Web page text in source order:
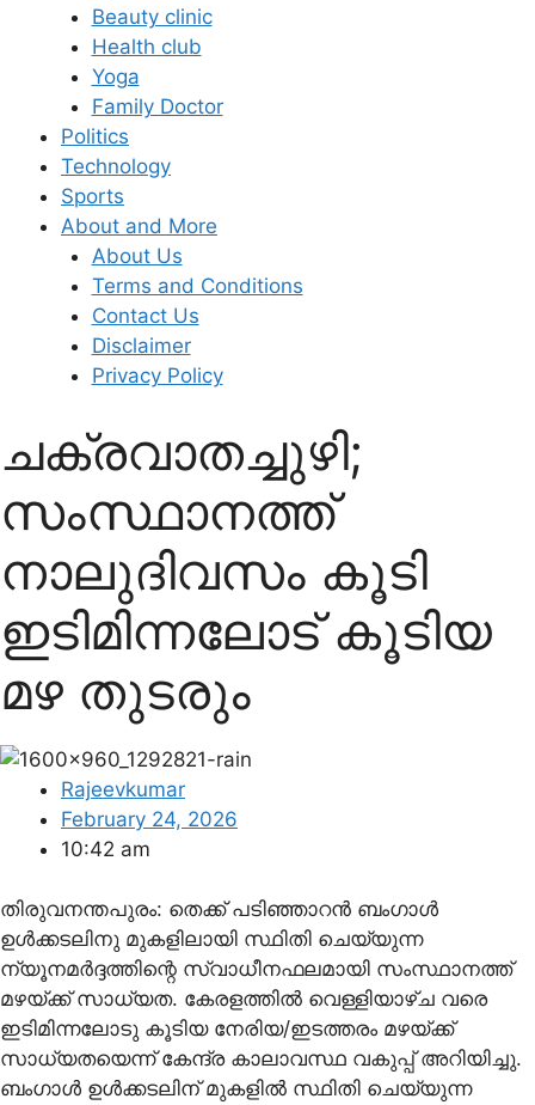
Beauty clinic
Health club
Yoga
Family Doctor
Politics
Technology
Sports
About and More
About Us
Terms and Conditions
Contact Us
Disclaimer
Privacy Policy
ചക്രവാതച്ചുഴി;
സംസ്ഥാനത്ത്
നാലുദിവസം കൂടി
ഇടിമിന്നലോട് കൂടിയ
മഴ തുടരും
Rajeevkumar
February 24, 2026
10:42 am
തിരുവനന്തപുരം: തെക്ക് പടിഞ്ഞാറന്‍ ബംഗാള്‍
ഉള്‍ക്കടലിനു മുകളിലായി സ്ഥിതി ചെയ്യുന്ന
ന്യൂനമര്‍ദ്ദത്തിന്റെ സ്വാധീനഫലമായി സംസ്ഥാനത്ത്
മഴയ്ക്ക് സാധ്യത. കേരളത്തില്‍ വെള്ളിയാഴ്ച വരെ
ഇടിമിന്നലോടു കൂടിയ നേരിയ/ഇടത്തരം മഴയ്ക്ക്
സാധ്യതയെന്ന് കേന്ദ്ര കാലാവസ്ഥ വകുപ്പ് അറിയിച്ചു.
ബംഗാള്‍ ഉള്‍ക്കടലിന് മുകളില്‍ സ്ഥിതി ചെയ്യുന്ന